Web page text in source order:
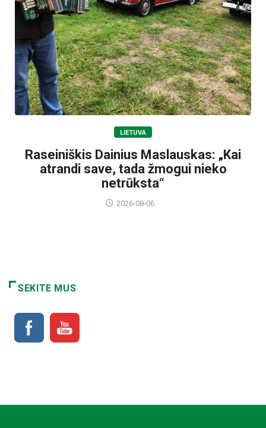
LIETUVA
Raseiniškis Dainius Maslauskas: „Kai
atrandi save, tada žmogui nieko
netrūksta“
2026-08-06
SEKITE MUS